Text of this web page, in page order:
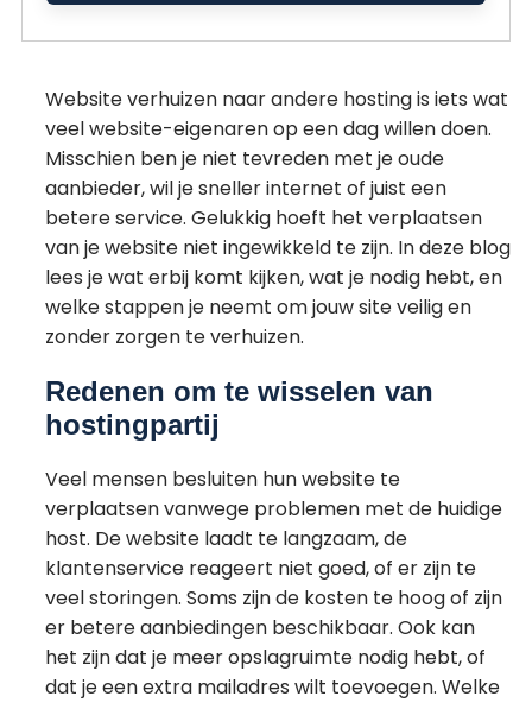
Website verhuizen naar andere hosting is iets wat
veel website-eigenaren op een dag willen doen.
Misschien ben je niet tevreden met je oude
aanbieder, wil je sneller internet of juist een
betere service. Gelukkig hoeft het verplaatsen
van je website niet ingewikkeld te zijn. In deze blog
lees je wat erbij komt kijken, wat je nodig hebt, en
welke stappen je neemt om jouw site veilig en
zonder zorgen te verhuizen.
Redenen om te wisselen van
hostingpartij
Veel mensen besluiten hun website te
verplaatsen vanwege problemen met de huidige
host. De website laadt te langzaam, de
klantenservice reageert niet goed, of er zijn te
veel storingen. Soms zijn de kosten te hoog of zijn
er betere aanbiedingen beschikbaar. Ook kan
het zijn dat je meer opslagruimte nodig hebt, of
dat je een extra mailadres wilt toevoegen. Welke